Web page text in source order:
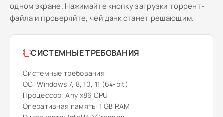
одном экране. Нажимайте кнопку загрузки торрент-
файла и проверяйте, чей данк станет решающим.
СИСТЕМНЫЕ ТРЕБОВАНИЯ
Системные требования:
ОС: Windows 7, 8, 10, 11 (64-bit)
Процессор: Any x86 CPU
Оперативная память: 1 GB RAM